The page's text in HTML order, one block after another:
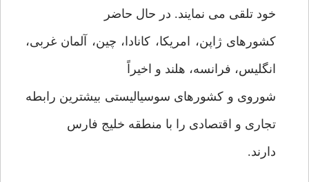
خود تلقی می نمایند. در حال حاضر
کشورهای ژاپن، امریکا، کانادا، چین، آلمان غربی،
انگلیس، فرانسه، هلند و اخیراً
شوروی و کشورهای سوسیالیستی بیشترین رابطه
تجاری و اقتصادی را با منطقه خلیج فارس
دارند.